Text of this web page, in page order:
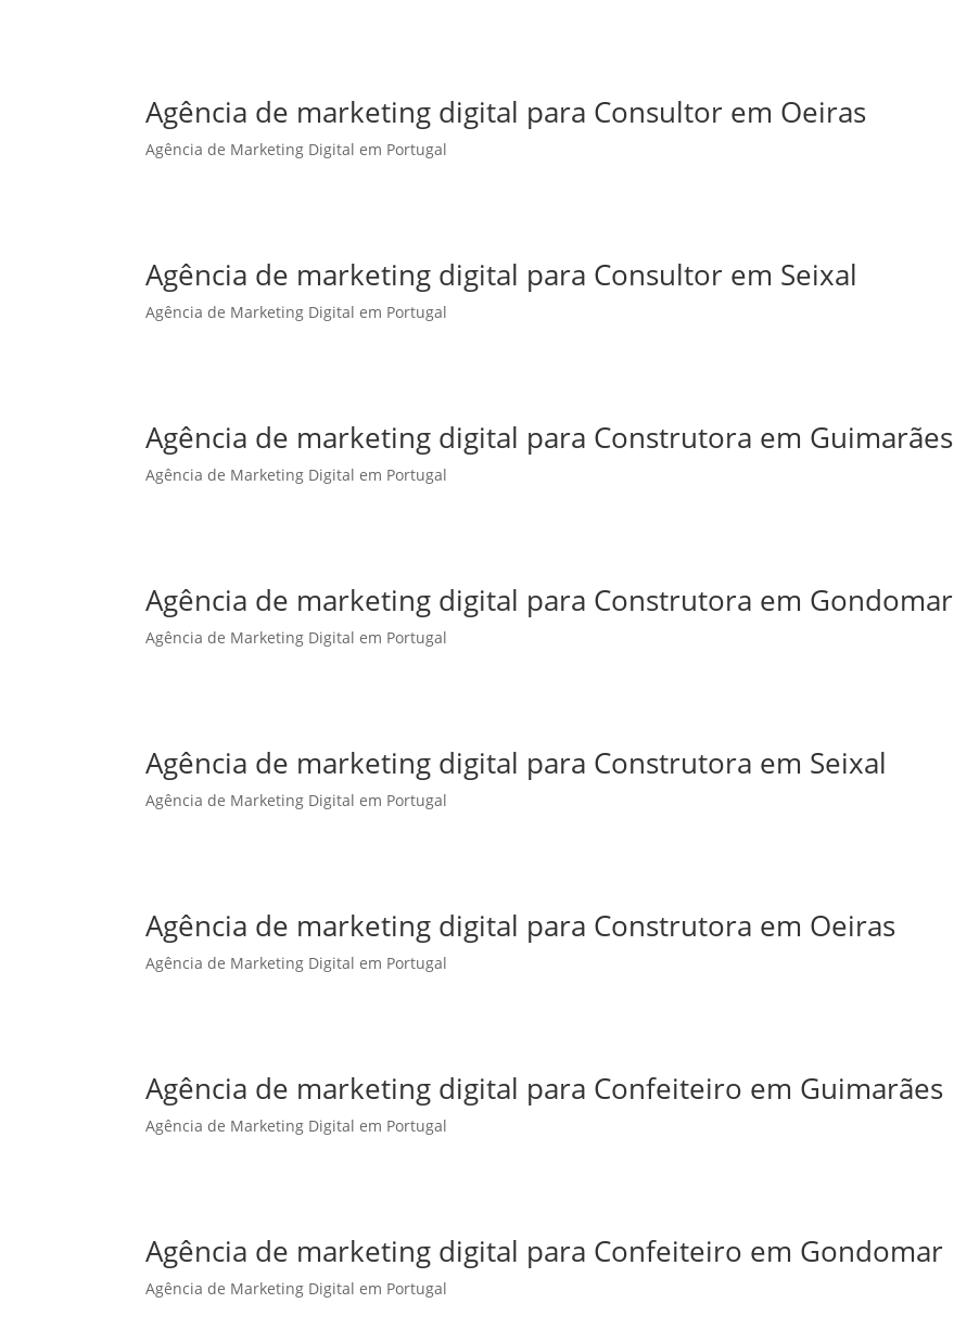
Agência de marketing digital para Consultor em Oeiras
Agência de Marketing Digital em Portugal
Agência de marketing digital para Consultor em Seixal
Agência de Marketing Digital em Portugal
Agência de marketing digital para Construtora em Guimarães
Agência de Marketing Digital em Portugal
Agência de marketing digital para Construtora em Gondomar
Agência de Marketing Digital em Portugal
Agência de marketing digital para Construtora em Seixal
Agência de Marketing Digital em Portugal
Agência de marketing digital para Construtora em Oeiras
Agência de Marketing Digital em Portugal
Agência de marketing digital para Confeiteiro em Guimarães
Agência de Marketing Digital em Portugal
Agência de marketing digital para Confeiteiro em Gondomar
Agência de Marketing Digital em Portugal